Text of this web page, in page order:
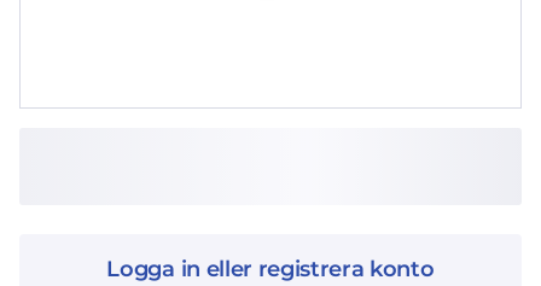
Logga in eller registrera konto